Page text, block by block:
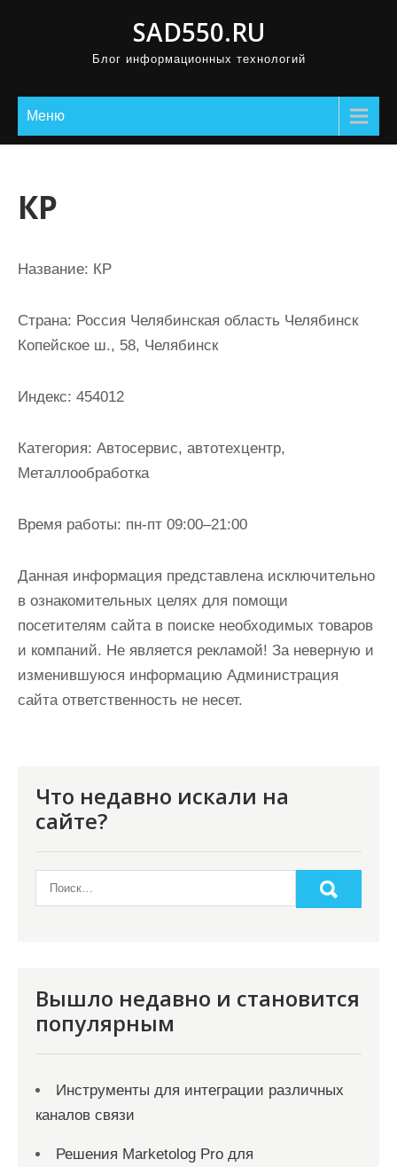
SAD550.RU
Блог информационных технологий
Меню
КР
Название: КР
Страна: Россия Челябинская область Челябинск
Копейское ш., 58, Челябинск
Индекс: 454012
Категория: Автосервис, автотехцентр,
Металлообработка
Время работы: пн-пт 09:00–21:00
Данная информация представлена исключительно
в ознакомительных целях для помощи
посетителям сайта в поиске необходимых товаров
и компаний. Не является рекламой! За неверную и
изменившуюся информацию Администрация
сайта ответственность не несет.
Что недавно искали на
сайте?
Вышло недавно и становится
популярным
Инструменты для интеграции различных
каналов связи
Решения Marketolog Pro для